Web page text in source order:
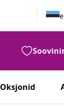
Oksjonid